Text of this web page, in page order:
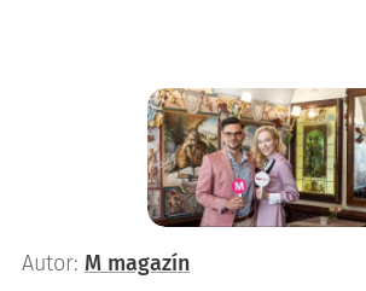
Autor: M magazín